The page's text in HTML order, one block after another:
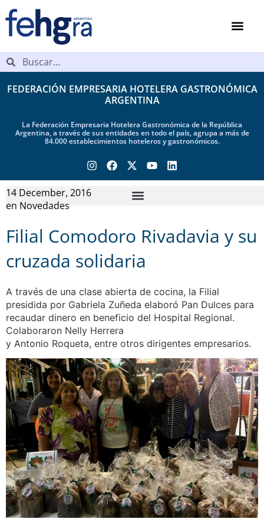
FEDERACIÓN EMPRESARIA HOTELERA GASTRONÓMICA
ARGENTINA
La Federación Empresaria Hotelera Gastronómica de la República
Argentina, a través de sus entidades en todo el país, agrupa a más de
84.000 establecimientos hoteleros y gastronómicos.
14 December, 2016
en Novedades
Filial Comodoro Rivadavia y su
cruzada solidaria
A través de una clase abierta de cocina, la Filial
presidida por Gabriela Zuñeda elaboró Pan Dulces para
recaudar dinero en beneficio del Hospital Regional.
Colaboraron Nelly Herrera
y Antonio Roqueta, entre otros dirigentes empresarios.